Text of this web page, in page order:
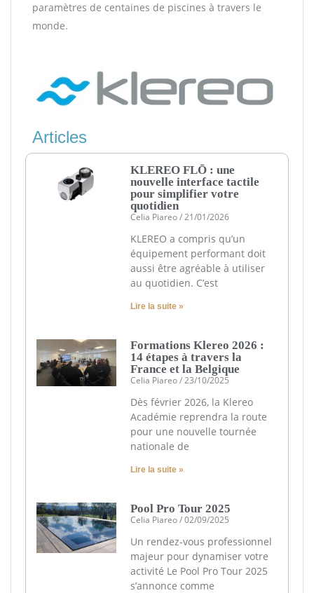
paramètres de centaines de piscines à travers le
monde.
Articles
KLEREO FLŌ : une
nouvelle interface tactile
pour simplifier votre
quotidien
Celia Piareo 21/01/2026
KLEREO a compris qu’un
équipement performant doit
aussi être agréable à utiliser
au quotidien. C’est
Lire la suite »
Formations Klereo 2026 :
14 étapes à travers la
France et la Belgique
Celia Piareo 23/10/2025
Dès février 2026, la Klereo
Académie reprendra la route
pour une nouvelle tournée
nationale de
Lire la suite »
Pool Pro Tour 2025
Celia Piareo 02/09/2025
Un rendez-vous professionnel
majeur pour dynamiser votre
activité Le Pool Pro Tour 2025
s’annonce comme